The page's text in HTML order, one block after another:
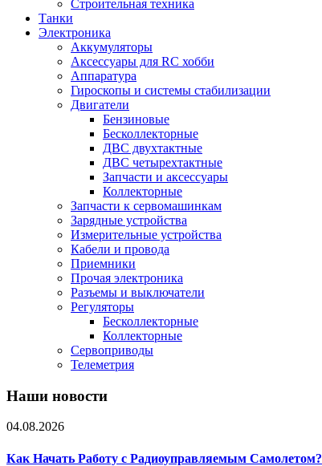
Строительная техника
Танки
Электроника
Аккумуляторы
Аксессуары для RC хобби
Аппаратура
Гироскопы и системы стабилизации
Двигатели
Бензиновые
Бесколлекторные
ДВС двухтактные
ДВС четырехтактные
Запчасти и аксессуары
Коллекторные
Запчасти к сервомашинкам
Зарядные устройства
Измерительные устройства
Кабели и провода
Приемники
Прочая электроника
Разъемы и выключатели
Регуляторы
Бесколлекторные
Коллекторные
Сервоприводы
Телеметрия
Наши новости
04.08.2026
Как Начать Работу с Радиоуправляемым Самолетом?